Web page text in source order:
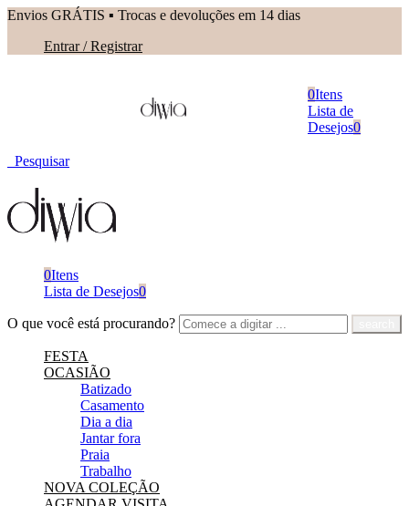
Envios GRÁTIS ▪︎ Trocas e devoluções em 14 dias
Entrar / Registrar
0Itens
Lista de
Desejos0
Pesquisar
0Itens
Lista de Desejos0
O que você está procurando?
FESTA
OCASIÃO
Batizado
Casamento
Dia a dia
Jantar fora
Praia
Trabalho
NOVA COLEÇÃO